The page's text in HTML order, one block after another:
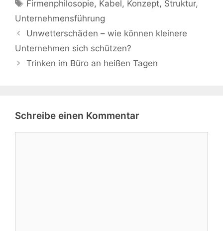
Firmenphilosopie, Kabel, Konzept, Struktur,
Unternehmensführung
Unwetterschäden – wie können kleinere
Unternehmen sich schützen?
Trinken im Büro an heißen Tagen
Schreibe einen Kommentar